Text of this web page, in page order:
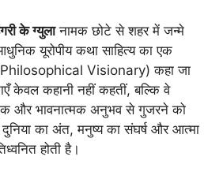
के ग्युलानामक छोटे से शहर में जन्मे
यूरोपीय कथा साहित्य का एक
(Philosophical Visionary) कहा जा
केवल कहानी नहीं कहतीं, बल्कि वे
और भावनात्मक अनुभव से गुजरने को
का अंत, मनुष्य का संघर्ष और आत्मा
होती है।